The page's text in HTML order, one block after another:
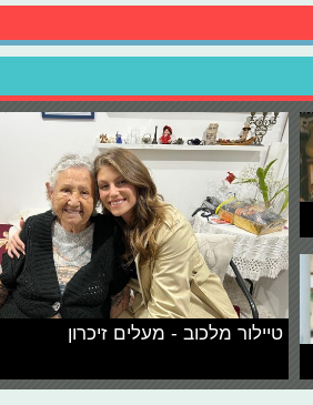
טיילור מלכוב - מעלים זיכרון